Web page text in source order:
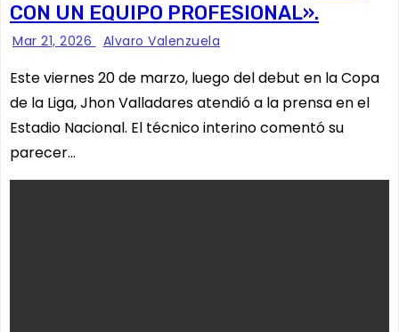
CON UN EQUIPO PROFESIONAL».
Mar 21, 2026 Alvaro Valenzuela
Este viernes 20 de marzo, luego del debut en la Copa
de la Liga, Jhon Valladares atendió a la prensa en el
Estadio Nacional. El técnico interino comentó su
parecer…